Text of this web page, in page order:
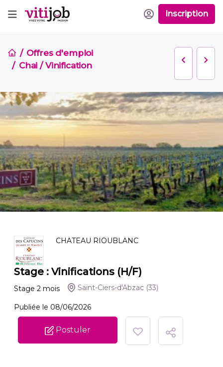
Inscription
Offres d'emploi
Chai / Vinification
CHATEAU RIOUBLANC
Stage : Vinifications (H/F)
Stage 2 mois Saint-Ciers-d'Abzac (33)
Publiée le 08/06/2026
Postuler